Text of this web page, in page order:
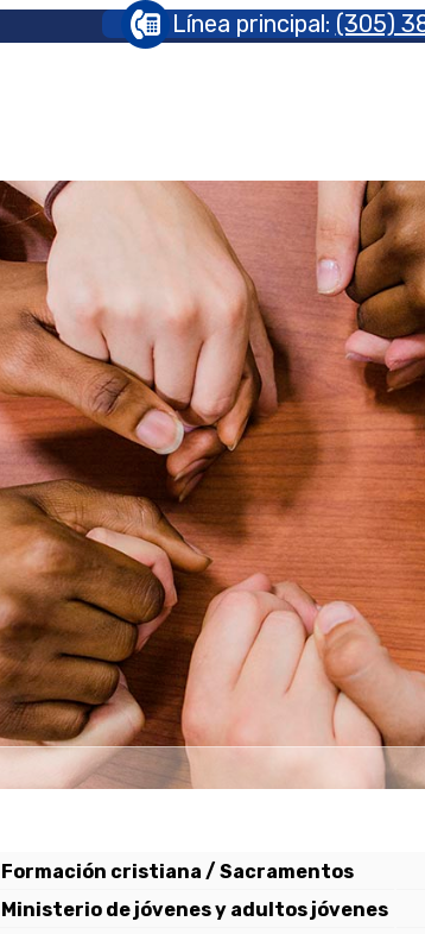
Línea principal: (305)
Formación cristiana / Sacramentos
Ministerio de jóvenes y adultos jóvenes